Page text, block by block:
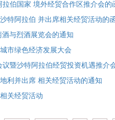
伯国家 境外经贸合作区推介会的
特阿拉伯 并出席相关经贸活动的
与烈酒展览会的通知
市绿色经济发展大会
暨沙特阿拉伯经贸投资机遇推介
利并出席 相关经贸活动的通知
关经贸活动